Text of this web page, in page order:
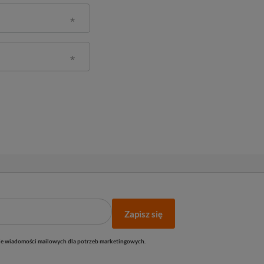
Zapisz się
wiadomości mailowych dla potrzeb marketingowych.